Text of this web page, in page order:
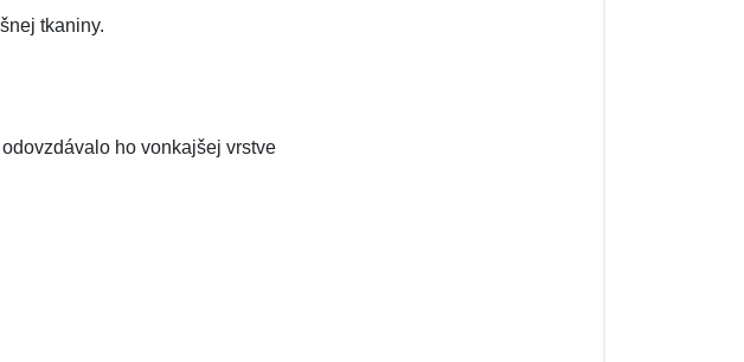
tkaniny.
ho vonkajšej vrstve